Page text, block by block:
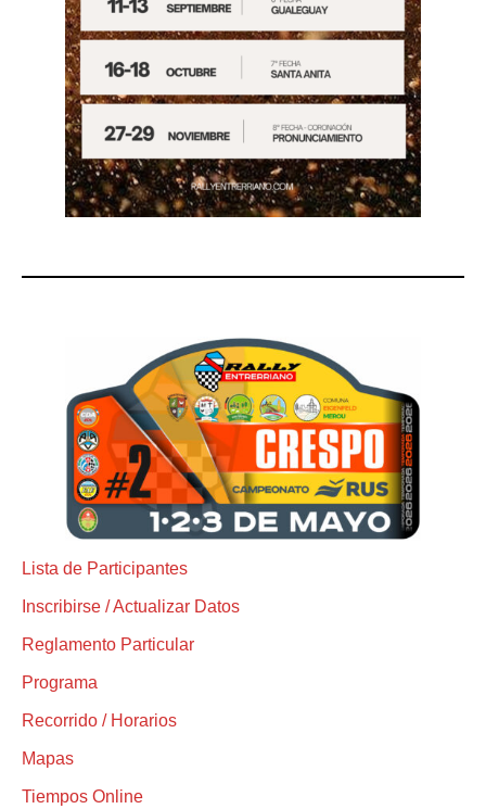
Lista de Participantes
Inscribirse / Actualizar Datos
Reglamento Particular
Programa
Recorrido / Horarios
Mapas
Tiempos Online